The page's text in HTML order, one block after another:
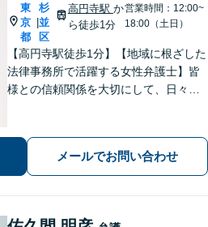
東
京
都
杉
並
区
高円寺駅 か
ら徒歩1分
営業時間：12:00~
18:00（土日）
【高円寺駅徒歩1分】【地域に根ざした
法律事務所で活躍する女性弁護士】皆
様との信頼関係を大切にして、日々業
ましたら、お気軽にご相談ください。
メールでお問い合わせ